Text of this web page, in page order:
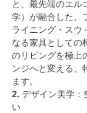
と、最先端のエル
学）が融合した、
ライニング・スウ
なる家具としての
のリビングを極上
ンジへと変える、
ます。
2. デザイン美学：
い